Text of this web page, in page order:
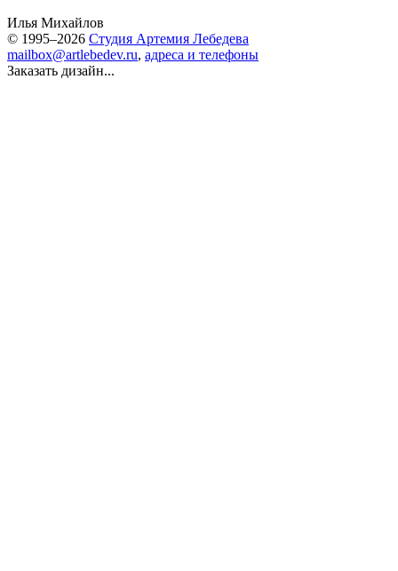
Илья Михайлов
© 1995–2026 Студия Артемия Лебедева
mailbox@artlebedev.ru, адреса и телефоны
Заказать дизайн...